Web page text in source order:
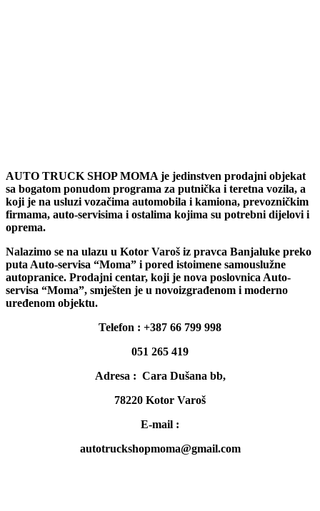
AUTO TRUCK SHOP MOMA je jedinstven prodajni objekat
sa bogatom ponudom programa za putnička i teretna vozila, a
koji je na usluzi vozačima automobila i kamiona, prevozničkim
firmama, auto-servisima i ostalima kojima su potrebni dijelovi i
oprema.
Nalazimo se na ulazu u Kotor Varoš iz pravca Banjaluke preko
puta Auto-servisa “Moma” i pored istoimene samouslužne
autopranice. Prodajni centar, koji je nova poslovnica Auto-
servisa “Moma”, smješten je u novoizgrađenom i moderno
uređenom objektu.
Telefon : +387 66 799 998
051 265 419
Adresa : Cara Dušana bb,
78220 Kotor Varoš
E-mail :
autotruckshopmoma@gmail.com